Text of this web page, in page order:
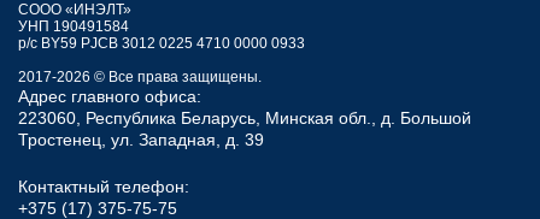
СООО «ИНЭЛТ»
УНП 190491584
р/с BY59 PJCB 3012 0225 4710 0000 0933
2017-2026 © Все права защищены.
Адрес главного офиса:
223060, Республика Беларусь, Минская обл., д. Большой
Тростенец, ул. Западная, д. 39
Контактный телефон:
+375 (17) 375-75-75